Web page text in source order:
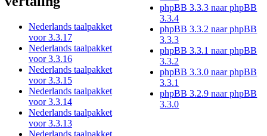
Nederlands taalpakket
voor 3.3.17
Nederlands taalpakket
voor 3.3.16
Nederlands taalpakket
voor 3.3.15
Nederlands taalpakket
voor 3.3.14
Nederlands taalpakket
voor 3.3.13
phpBB 3.3.3 naar phpBB
3.3.4
phpBB 3.3.2 naar phpBB
3.3.3
phpBB 3.3.1 naar phpBB
3.3.2
phpBB 3.3.0 naar phpBB
3.3.1
phpBB 3.2.9 naar phpBB
3.3.0